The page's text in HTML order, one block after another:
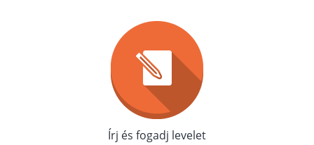
Írj és fogadj levelet